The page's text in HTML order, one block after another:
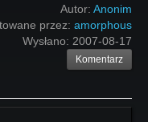
Autor: Anonim
przez: amorphous
Wysłano: 2007-08-17
Komentarz